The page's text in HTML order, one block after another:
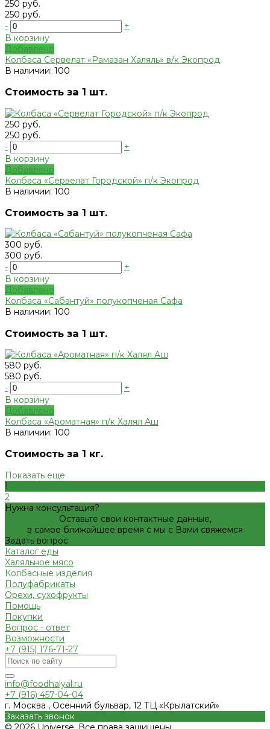
250 руб.
250 руб.
-
+
В корзину
Добавлено
Колбаса Сервелат «Рамазан Халяль» в/к Экопрод
В наличии: 100
Стоимость за 1 шт.
250 руб.
250 руб.
-
+
В корзину
Добавлено
Колбаса «Сервелат Городской» п/к Экопрод
В наличии: 100
Стоимость за 1 шт.
300 руб.
300 руб.
-
+
В корзину
Добавлено
Колбаса «Сабантуй» полукопченая Сафа
В наличии: 100
Стоимость за 1 шт.
580 руб.
580 руб.
-
+
В корзину
Добавлено
Колбаса «Ароматная» п/к Халял Аш
В наличии: 100
Стоимость за 1 кг.
Показать еще
1
2
Нужна консультация?
Оставьте свои контактные данные,
в самое ближайшее время с мы с Вами свяжемся
Задать вопрос
Каталог еды
Халяльное мясо
Колбасные изделия
Полуфабрикаты
Орехи, сухофрукты
Помощь
Покупки
Вопрос - ответ
Возможности
+7 (915) 176-71-27
info@foodhalyal.ru
+7 (916) 457-04-04
г. Москва , Осенний бульвар, 12 ТЦ «Крылатский»
Заказать звонок